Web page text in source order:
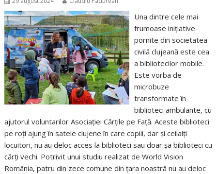
Una dintre cele mai
frumoase inițiative
pornite din societatea
civilă clujeană este cea
a bibliotecilor mobile.
Este vorba de
microbuze
transformate în
biblioteci ambulante, cu
ajutorul voluntarilor Asociației Cărțile pe Față. Aceste biblioteci
pe roți ajung în satele clujene în care copiii, dar și ceilalți
locuitori, nu au deloc acces la biblioteci sau doar șa biblioteci cu
cărți vechi. Potrivit unui studiu realizat de World Vision
România, patru din zece comune din țara noastră nu au deloc